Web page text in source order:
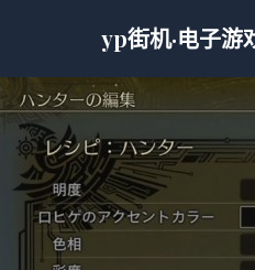
yp街机·电子游